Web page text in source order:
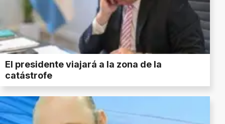
El presidente viajará a la zona de la
catástrofe